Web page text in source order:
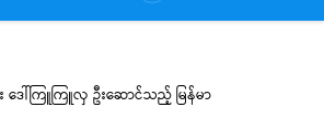
ဒေါ်ကြူကြူလှ ဦးဆောင်သည့် မြန်မာ